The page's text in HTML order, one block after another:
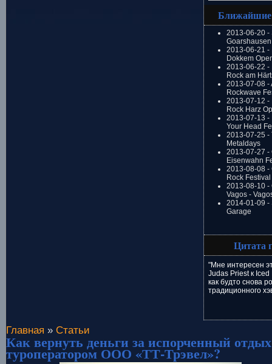
2013-06-20 -
2013-06-21 -
Dokkem
2013-06-22 -
Rock am
2013-07-08 -
Rockwave
2013-07-12 -
Rock Harz
2013-07-13 -
Your Head
2013-07-25 -
Metaldays
2013-07-27 -
Eisenwahn
2013-08-08 -
Rock Festival
2013-08-10 -
Vagos -
2014-01-09 -
Garage
Цитата
"Мне интересен
Judas Priest к Iced
как будто снова
традиционного
Главная » Статьи
Как вернуть деньги за испорченный
туроператором ООО «ТТ-Трэвел»?